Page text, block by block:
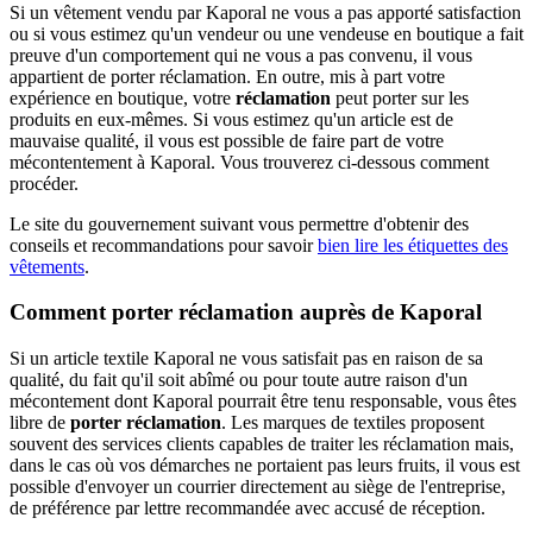
Si un vêtement vendu par Kaporal ne vous a pas apporté satisfaction
ou si vous estimez qu'un vendeur ou une vendeuse en boutique a fait
preuve d'un comportement qui ne vous a pas convenu, il vous
appartient de porter réclamation. En outre, mis à part votre
expérience en boutique, votre réclamation peut porter sur les
produits en eux-mêmes. Si vous estimez qu'un article est de
mauvaise qualité, il vous est possible de faire part de votre
mécontentement à Kaporal. Vous trouverez ci-dessous comment
procéder.
Le site du gouvernement suivant vous permettre d'obtenir des
conseils et recommandations pour savoirbien lire les étiquettes des
vêtements.
Comment porter réclamation auprès de Kaporal
Si un article textile Kaporal ne vous satisfait pas en raison de sa
qualité, du fait qu'il soit abîmé ou pour toute autre raison d'un
mécontement dont Kaporal pourrait être tenu responsable, vous êtes
libre de porter réclamation. Les marques de textiles proposent
souvent des services clients capables de traiter les réclamation mais,
dans le cas où vos démarches ne portaient pas leurs fruits, il vous est
possible d'envoyer un courrier directement au siège de l'entreprise,
de préférence par lettre recommandée avec accusé de réception.